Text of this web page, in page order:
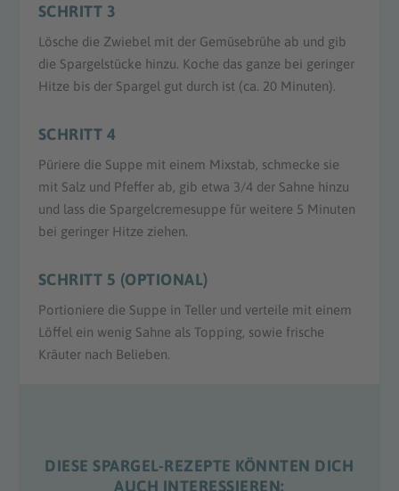
SCHRITT 3
Lösche die Zwiebel mit der Gemüsebrühe ab und gib
die Spargelstücke hinzu. Koche das ganze bei geringer
Hitze bis der Spargel gut durch ist (ca. 20 Minuten).
SCHRITT 4
Püriere die Suppe mit einem Mixstab, schmecke sie
mit Salz und Pfeffer ab, gib etwa 3/4 der Sahne hinzu
und lass die Spargelcremesuppe für weitere 5 Minuten
bei geringer Hitze ziehen.
SCHRITT 5 (OPTIONAL)
Portioniere die Suppe in Teller und verteile mit einem
Löffel ein wenig Sahne als Topping, sowie frische
Kräuter nach Belieben.
DIESE SPARGEL-REZEPTE KÖNNTEN DICH
AUCH INTERESSIEREN: